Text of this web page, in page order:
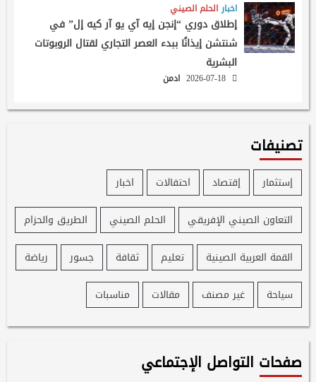
اخبار الحلم الصيني
إطلاق دوري “إنجن إيه آي يو آر كيه إل” في
شنتشن إيذانًا ببدء العصر التجاري لقتال الروبوتات
البشرية
ادمن
تصنيفات
إستثمار إقتصاد احتفالات
اخبار
التعاون الصيني الإفريقي
الحلم الصيني
الطريق والحزام
القمة العربية الصينية
تعليم ثقافة جسور
رياضة
سياحة
غير مصنف مقالات مناسبات
صفحات التواصل الإجتماعي